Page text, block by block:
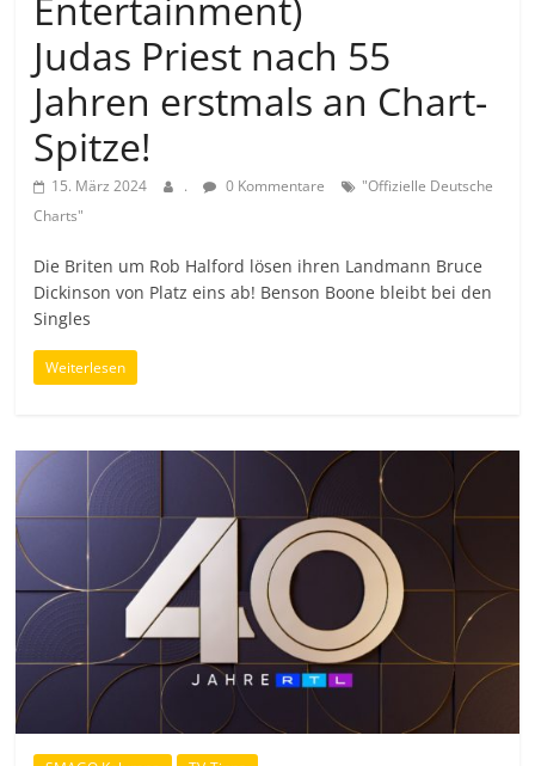
Judas Priest nach 55
Jahren erstmals an Chart-
Spitze!
15. März 2024 . 0 Kommentare
"Offizielle Deutsche
Charts"
Die Briten um Rob Halford lösen ihren Landmann Bruce
Dickinson von Platz eins ab! Benson Boone bleibt bei den
Singles
Weiterlesen